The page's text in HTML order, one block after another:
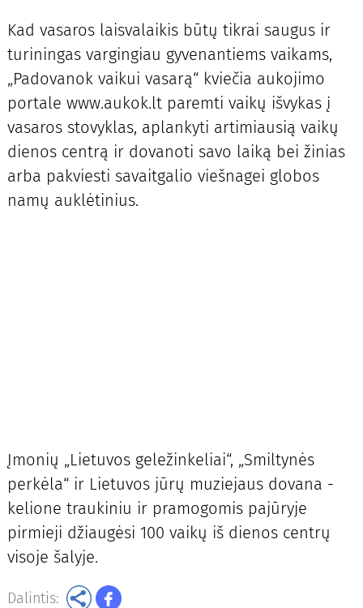
Kad vasaros laisvalaikis būtų tikrai saugus ir
turiningas vargingiau gyvenantiems vaikams,
„Padovanok vaikui vasarą“ kviečia aukojimo
portale www.aukok.lt paremti vaikų išvykas į
vasaros stovyklas, aplankyti artimiausią vaikų
dienos centrą ir dovanoti savo laiką bei žinias
arba pakviesti savaitgalio viešnagei globos
namų auklėtinius.
Įmonių „Lietuvos geležinkeliai“, „Smiltynės
perkėla“ ir Lietuvos jūrų muziejaus dovana -
kelione traukiniu ir pramogomis pajūryje
pirmieji džiaugėsi 100 vaikų iš dienos centrų
visoje šalyje.
Dalintis: